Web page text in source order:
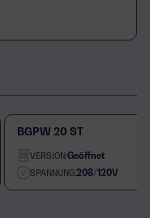
BGPW 20 ST
VERSION:Geöffnet
SPANNUNG:208/120V